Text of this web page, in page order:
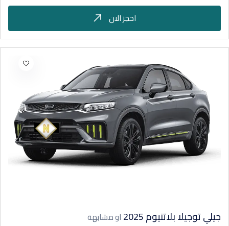
احجز الان
جيلي توجيلا بلاتنيوم 2025 او مشابهة